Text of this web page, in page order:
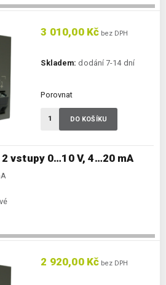
vstupy 0…10 V, 4…20 mA
3 010,00 Kč bez DPH
Skladem: dodání 7-14 dní
Porovnat
DO KOŠÍKU
2 920,00 Kč bez DPH